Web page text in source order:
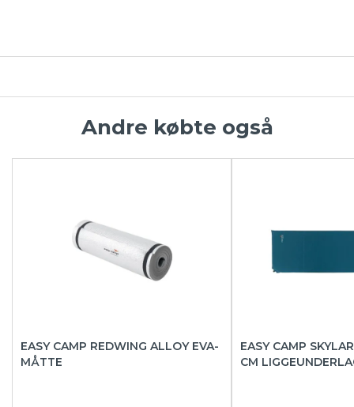
Andre købte også
EASY CAMP REDWING ALLOY EVA-
MÅTTE
EASY CAMP
CM